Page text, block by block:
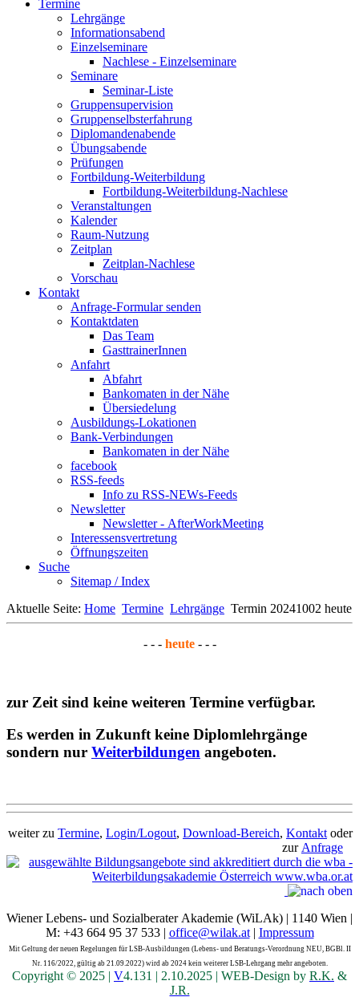
Termine
Lehrgänge
Informationsabend
Einzelseminare
Nachlese - Einzelseminare
Seminare
Seminar-Liste
Gruppensupervision
Gruppenselbsterfahrung
Diplomandenabende
Übungsabende
Prüfungen
Fortbildung-Weiterbildung
Fortbildung-Weiterbildung-Nachlese
Veranstaltungen
Kalender
Raum-Nutzung
Zeitplan
Zeitplan-Nachlese
Vorschau
Kontakt
Anfrage-Formular senden
Kontaktdaten
Das Team
GasttrainerInnen
Anfahrt
Abfahrt
Bankomaten in der Nähe
Übersiedelung
Ausbildungs-Lokationen
Bank-Verbindungen
Bankomaten in der Nähe
facebook
RSS-feeds
Info zu RSS-NEWs-Feeds
Newsletter
Newsletter - AfterWorkMeeting
Interessensvertretung
Öffnungszeiten
Suche
Sitemap / Index
Aktuelle Seite: Home Termine Lehrgänge Termin 20241002 heute
- - - heute - - -
zur Zeit sind keine weiteren Termine verfügbar.
Es werden in Zukunft keine Diplomlehrgänge
sondern nur Weiterbildungen angeboten.
weiter zu Termine, Login/Logout, Download-Bereich, Kontakt oder
zur Anfrage
Wiener Lebens- und Sozialberater Akademie (WiLAk) | 1140 Wien |
M: +43 664 95 37 533 | office@wilak.at| Impressum
Mit Geltung der neuen Regelungen für LSB-Ausbildungen (Lebens- und Beratungs-Verordnung NEU, BGBl. II
Nr. 116/2022, gültig ab 21.09.2022) wird ab 2024 kein weiterer LSB-Lehrgang mehr angeboten.
Copyright © 2025 | V4.131 | 2.10.2025 | WEB-Design by R.K. &
J.R.